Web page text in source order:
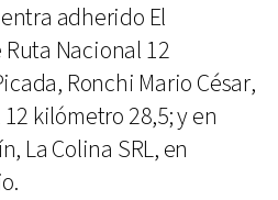
adherido El
Ruta Nacional 12
Ronchi Mario César,
kilómetro 28,5; y en
La Colina SRL, en